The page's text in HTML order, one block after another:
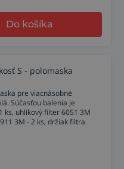
Do košíka
S - polomaska
pre viacnásobné
Súčasťou balenia je
ks, uhlíkový filter 6051 3M
3M - 2 ks, držiak filtra